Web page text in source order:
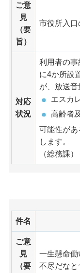
ご意
見
（要
旨）
市役所入
対応
状況
利用者の
に4か所設
が、放送音
エスカ
高齢者
可能性が
します。
（総務課）
件名
ご意
見
（要
一生懸命
不尽だなと